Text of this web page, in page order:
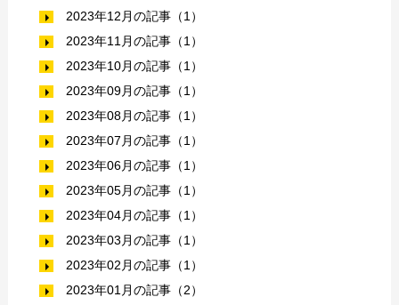
2023年12月の記事（1）
2023年11月の記事（1）
2023年10月の記事（1）
2023年09月の記事（1）
2023年08月の記事（1）
2023年07月の記事（1）
2023年06月の記事（1）
2023年05月の記事（1）
2023年04月の記事（1）
2023年03月の記事（1）
2023年02月の記事（1）
2023年01月の記事（2）